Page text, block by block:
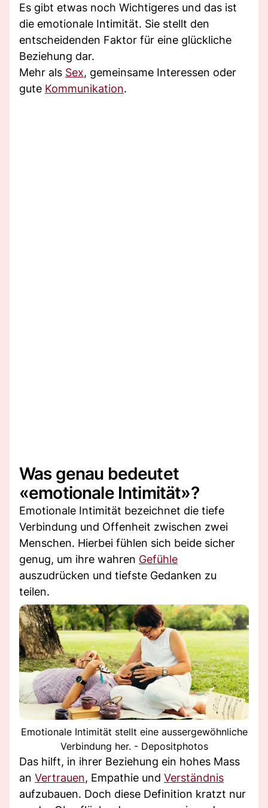
Es gibt etwas noch Wichtigeres und das ist
die emotionale Intimität. Sie stellt den
entscheidenden Faktor für eine glückliche
Beziehung dar.
Mehr als Sex, gemeinsame Interessen oder
gute Kommunikation.
Was genau bedeutet
«emotionale Intimität»?
Emotionale Intimität bezeichnet die tiefe
Verbindung und Offenheit zwischen zwei
Menschen. Hierbei fühlen sich beide sicher
genug, um ihre wahren Gefühle
auszudrücken und tiefste Gedanken zu
teilen.
Emotionale Intimität stellt eine aussergewöhnliche
Verbindung her. - Depositphotos
Das hilft, in ihrer Beziehung ein hohes Mass
an Vertrauen, Empathie und Verständnis
aufzubauen. Doch diese Definition kratzt nur